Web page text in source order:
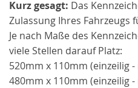
Kurz gesagt: Das
Zulassung Ihres Fahrzeugs
Je nach Maße des
viele Stellen darauf Platz:
520mm x 110mm (einzeilig
480mm x 110mm (einzeilig